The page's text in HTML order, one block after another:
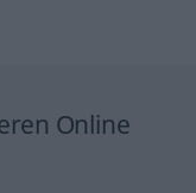
Online